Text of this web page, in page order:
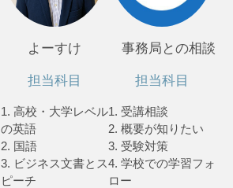
よーすけ
担当科目
1. 高校・大学レベル
の英語
2. 国語
3. ビジネス文書とス
ピーチ
事務局との相談
担当科目
1. 受講相談
2. 概要が知りたい
3. 受験対策
4. 学校での学習フォ
ロー